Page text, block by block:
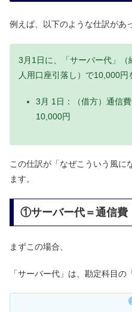
例えば、以下のような仕訳があ
3月1日に、「サーバー代」
人用口座引落し）で10,000円
3月 1日：（借方）通信
10,000円
この仕訳が「なぜこういう風に
ます。
①サーバー代＝通信費
まずこの場合、
「サーバー代」は、勘定科目の